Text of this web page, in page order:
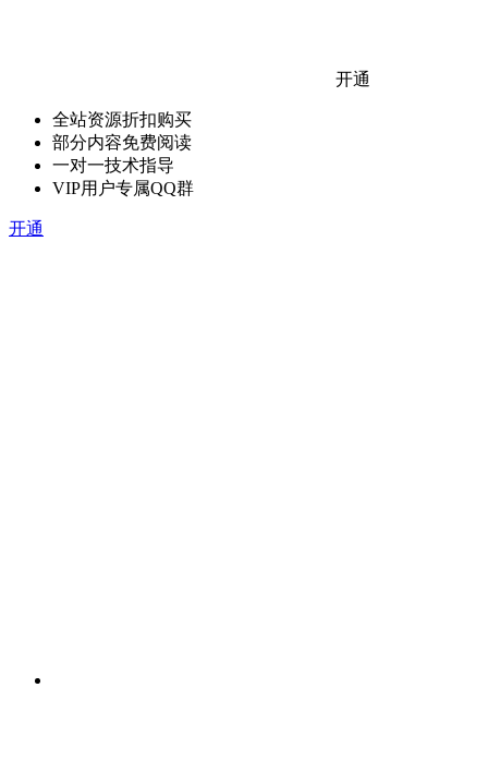
开通
全站资源折扣购买
部分内容免费阅读
一对一技术指导
VIP用户专属QQ群
开通